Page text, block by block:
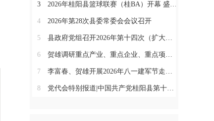
3 2026年桂阳县篮球联赛（桂BA）开幕 盛夏赛事燃动体育热情
4 2026年第28次县委常委会会议召开
5 县政府党组召开2026年第十四次（扩大）会议
6 贺雄调研重点产业、重点企业、重点项目暨督导消防安全隐患整改工作
7 李富春、贺雄开展2026年八一建军节走访慰问活动
8 党代会特别报道|中国共产党桂阳县第十四届委员会第一次全体会议召开